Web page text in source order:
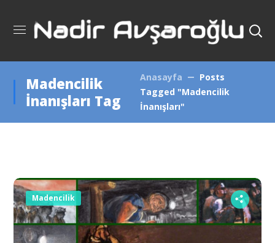
Madencilik
İnanışları Tag
Anasayfa
Posts
Tagged "Madencilik
İnanışları"
Madencilik